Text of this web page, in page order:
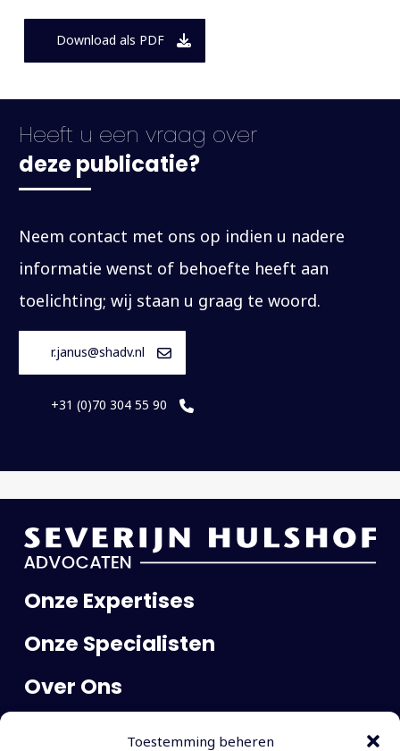
Toestemming beheren
Download als PDF
Heeft u een vraag over
deze publicatie?
Neem contact met ons op indien u nadere
informatie wenst of behoefte heeft aan
toelichting; wij staan u graag te woord.
r.janus@shadv.nl
+31 (0)70 304 55 90
Onze Expertises
Onze Specialisten
Over Ons